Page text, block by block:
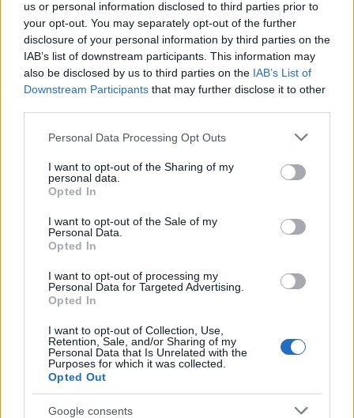
us or personal information disclosed to third parties prior to
your opt-out. You may separately opt-out of the further
disclosure of your personal information by third parties on the
IAB’s list of downstream participants. This information may
also be disclosed by us to third parties on the IAB’s List of
Downstream Participants that may further disclose it to other
Please note that this website/app uses one or more Google
not limited to your visit or usage behaviour. You may click to
grant or deny consent to Google and its third-party tags to
use your data for below specified purposes in below Google
consent section.
Personal Data Processing Opt Outs
I want to opt-out of the Sharing of my
personal data.
Opted In
I want to opt-out of the Sale of my
Personal Data.
Opted In
I want to opt-out of processing my
Personal Data for Targeted Advertising.
Opted In
I want to opt-out of Collection, Use,
Retention, Sale, and/or Sharing of my
Personal Data that Is Unrelated with the
Purposes for which it was collected.
Opted Out
Google consents
a
ce
b
o
o
k
w
it
te
r
n
te
re
st
h
at
s
A
p
p
h
a
re
Articolo precedente
Prossimo articolo
NOTIZIE RECENTI
Controlli all’aeroporto di Olbia, sequestrati
caviale e sabbia rubata
Migliori cliniche di estetica medicale avanzata
pe…
l’inaugurazione
Andrea Mura conquista Palau: grande
partecipazione per il suo racconto